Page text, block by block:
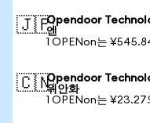
🇯🇵Opendoor
엔
1 OPENon는
🇨🇳Opendoor
위안화
1 OPENon는 ¥23.27